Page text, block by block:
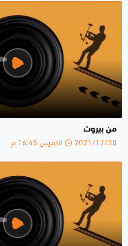
من بيروت
2021/12/30 الخميس 16:45 م